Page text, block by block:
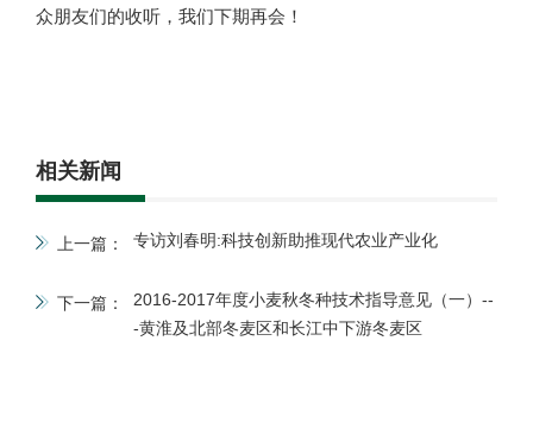
众朋友们的收听，我们下期再会！
相关新闻
上一篇： 专访刘春明:科技创新助推现代农业产业化
下一篇：
2016-2017年度小麦秋冬种技术指导意见（一）--
-黄淮及北部冬麦区和长江中下游冬麦区